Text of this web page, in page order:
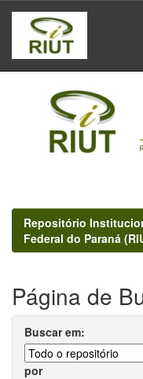
Skip
navigation
Repositório
Federal do Paraná
Página de
Buscar em:
por